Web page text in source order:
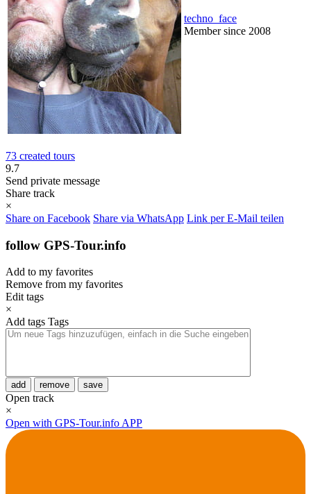
techno_face
Member since 2008
73 created tours
9.7
Send private message
Share track
×
Share on Facebook Share via WhatsApp Link per E-Mail teilen
follow GPS-Tour.info
Add to my favorites
Remove from my favorites
Edit tags
×
Add tags Tags
add remove save
Open track
×
Open with GPS-Tour.info APP